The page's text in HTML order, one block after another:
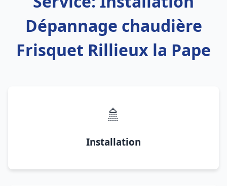
Dépannage chaudière
Frisquet Rillieux la Pape
🚿
Installation